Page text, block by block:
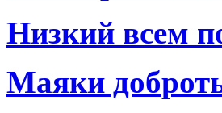
Низкий всем
Маяки